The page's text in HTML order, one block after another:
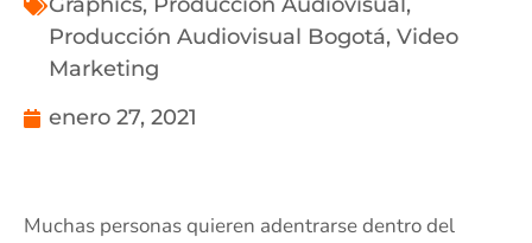
Producción Audiovisual Bogotá, Video
Marketing
enero 27, 2021
Muchas personas quieren adentrarse dentro del